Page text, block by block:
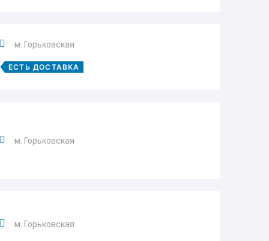
м. Горьковская
ЕСТЬ ДОСТАВКА
м. Горьковская
м. Горьковская